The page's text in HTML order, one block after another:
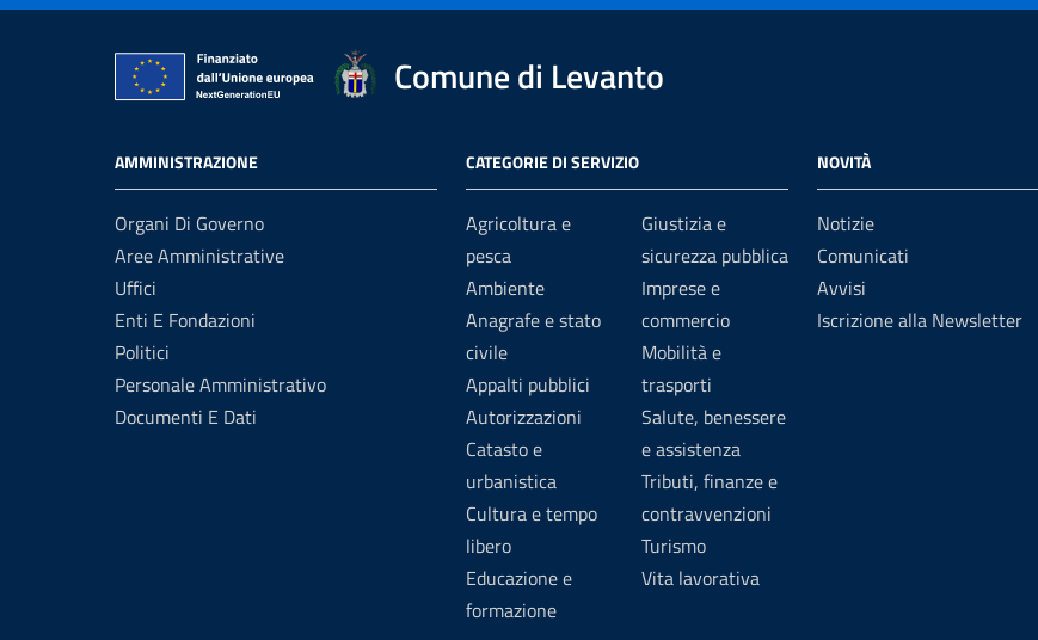
Comune di Levanto
AMMINISTRAZIONE
Organi Di Governo
Aree Amministrative
Uffici
Enti E Fondazioni
Politici
Personale Amministrativo
Documenti E Dati
CATEGORIE DI SERVIZIO
Agricoltura e
pesca
Ambiente
Anagrafe e stato
civile
Appalti pubblici
Autorizzazioni
Catasto e
urbanistica
Cultura e tempo
libero
Educazione e
formazione
Giustizia e
sicurezza pubblica
Imprese e
commercio
Mobilità e
trasporti
Salute, benessere
e assistenza
Tributi, finanze e
contravvenzioni
Turismo
Vita lavorativa
NOVITÀ
Notizie
Comunicati
Avvisi
Iscrizione alla Newsletter